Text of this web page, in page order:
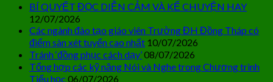
BÍ QUYẾT ĐỌC DIỄN CẢM VÀ KỂ CHUYỆN HAY
12/07/2026
Các ngành đào tạo giáo viên Trường ĐH Đồng Tháp có
điểm sàn xét tuyển cao nhất 10/07/2026
Tránh ‘đồng phục cách dạy’08/07/2026
Tổng hợp các kỹ năng Nói và Nghe trong Chương trình
Tiểu học 06/07/2026